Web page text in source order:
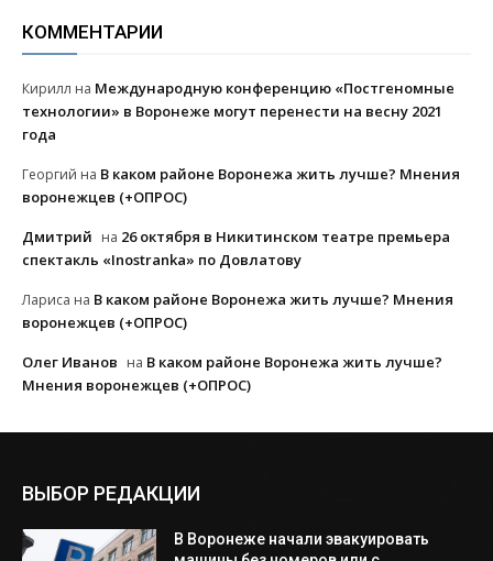
КОММЕНТАРИИ
Кирилл на Международную конференцию «Постгеномные
технологии» в Воронеже могут перенести на весну 2021
года
Георгий на В каком районе Воронежа жить лучше? Мнения
воронежцев (+ОПРОС)
Дмитрий на 26 октября в Никитинском театре премьера
спектакль «Inostranka» по Довлатову
Лариса на В каком районе Воронежа жить лучше? Мнения
воронежцев (+ОПРОС)
Олег Иванов на В каком районе Воронежа жить лучше?
Мнения воронежцев (+ОПРОС)
ВЫБОР РЕДАКЦИИ
В Воронеже начали эвакуировать